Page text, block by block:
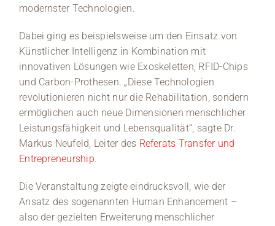
modernster Technologien.
Dabei ging es beispielsweise um den Einsatz von
Künstlicher Intelligenz in Kombination mit
innovativen Lösungen wie Exoskeletten, RFID-Chips
und Carbon-Prothesen. „Diese Technologien
revolutionieren nicht nur die Rehabilitation, sondern
ermöglichen auch neue Dimensionen menschlicher
Leistungsfähigkeit und Lebensqualität“, sagte Dr.
Markus Neufeld, Leiter des Referats Transfer und
Entrepreneurship.
Die Veranstaltung zeigte eindrucksvoll, wie der
Ansatz des sogenannten Human Enhancement –
also der gezielten Erweiterung menschlicher